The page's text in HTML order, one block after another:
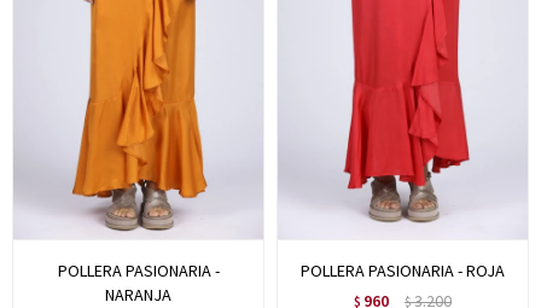
POLLERA PASIONARIA -
NARANJA
POLLERA PASIONARIA - ROJA
$ 960 $3.200